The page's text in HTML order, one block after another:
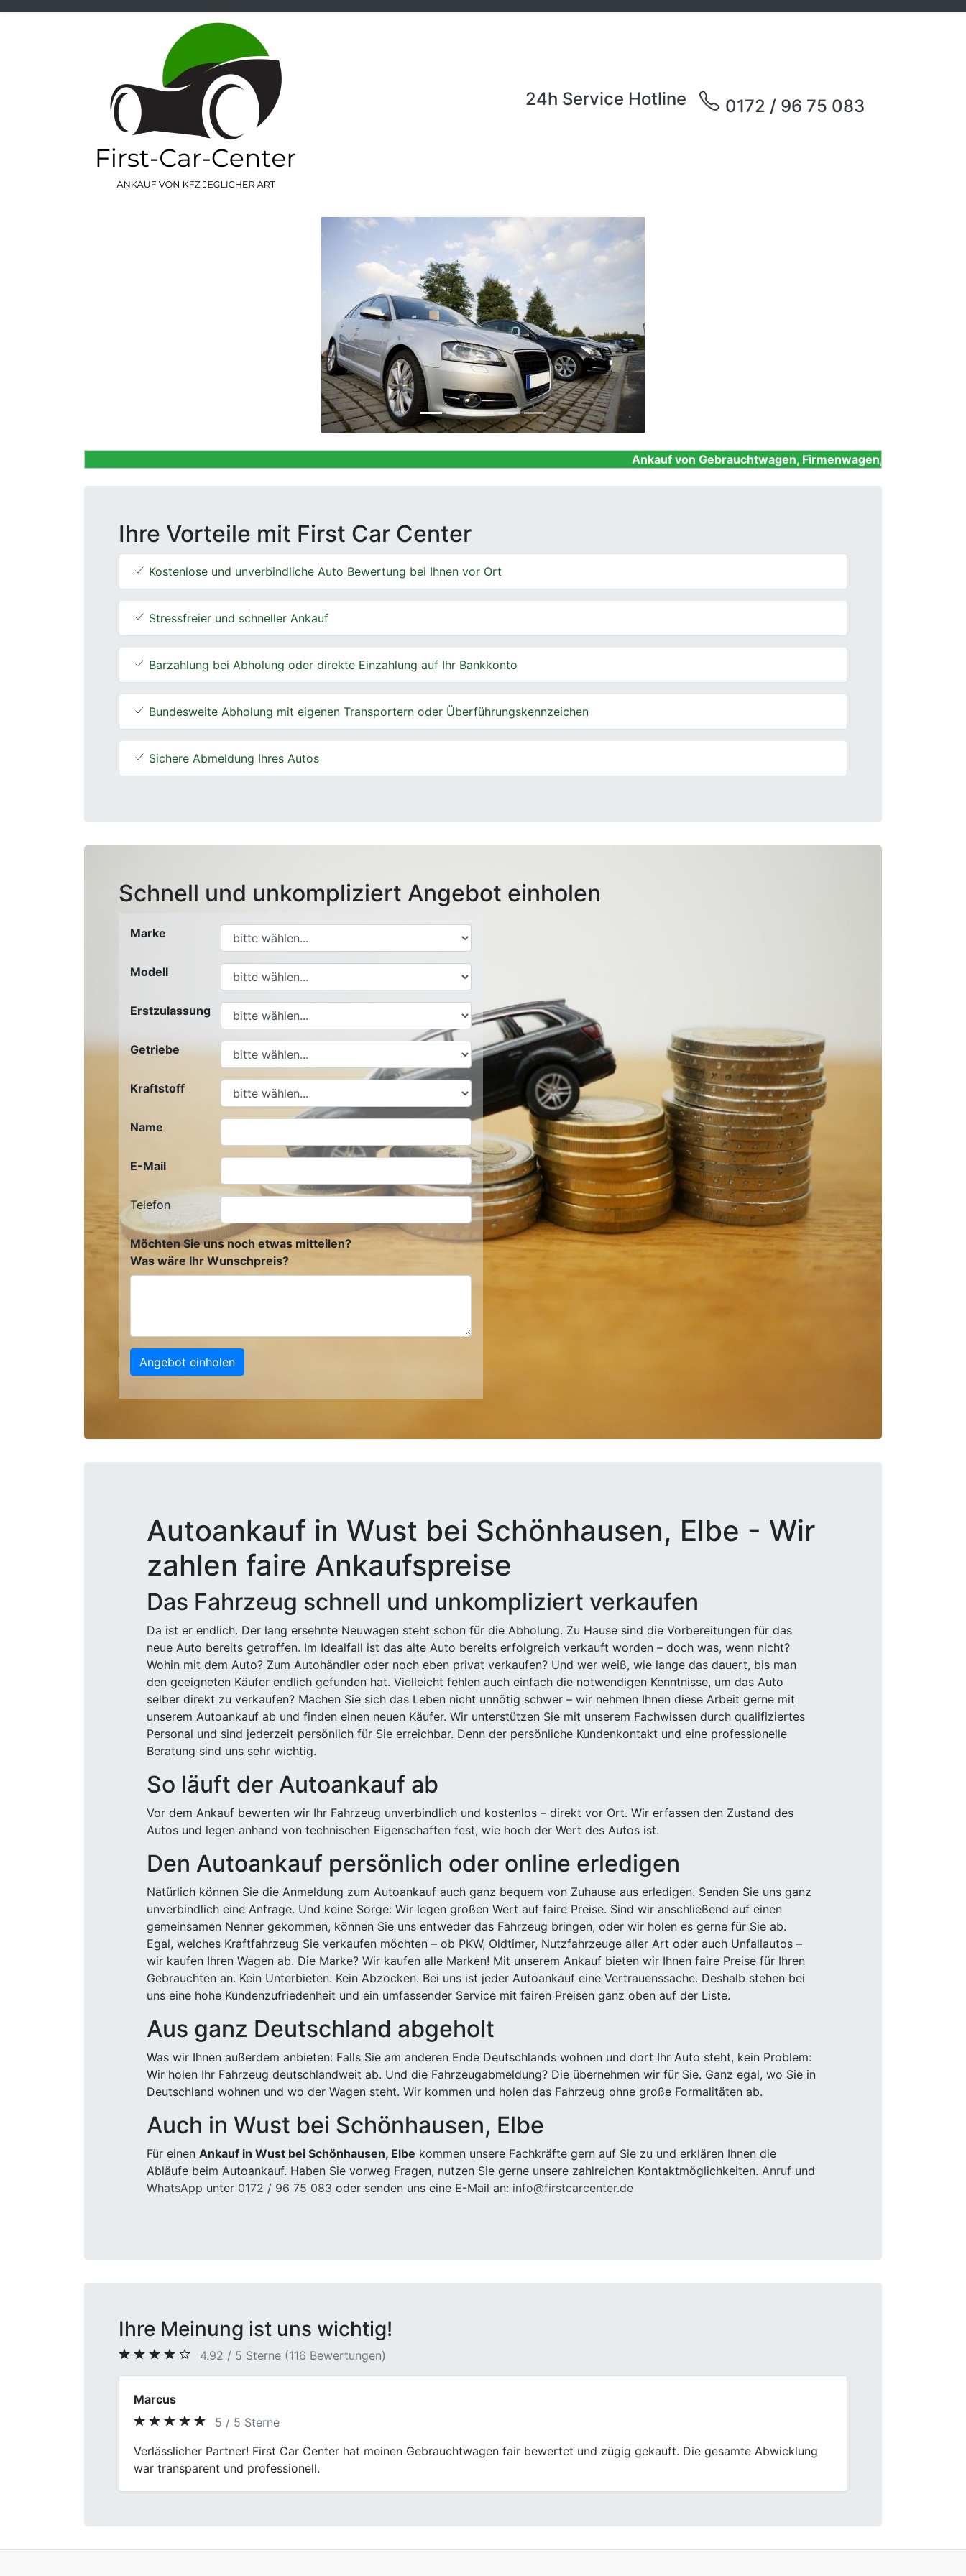
24h Service Hotline 0172 / 96 75 083
Ankauf von Gebrauchtwagen, Firmenwagen, Unfallwagen,
Ihre Vorteile mit First Car Center
Kostenlose und unverbindliche Auto Bewertung bei Ihnen vor Ort
Stressfreier und schneller Ankauf
Barzahlung bei Abholung oder direkte Einzahlung auf Ihr Bankkonto
Bundesweite Abholung mit eigenen Transportern oder Überführungskennzeichen
Sichere Abmeldung Ihres Autos
Schnell und unkompliziert Angebot einholen
Marke
Modell
Erstzulassung
Getriebe
Kraftstoff
Name
E-Mail
Telefon
Möchten Sie uns noch etwas mitteilen?
Was wäre Ihr Wunschpreis?
Angebot einholen
Autoankauf in Wust bei Schönhausen, Elbe - Wir
zahlen faire Ankaufspreise
Das Fahrzeug schnell und unkompliziert verkaufen
Da ist er endlich. Der lang ersehnte Neuwagen steht schon für die Abholung. Zu Hause sind die Vorbereitungen für das
neue Auto bereits getroffen. Im Idealfall ist das alte Auto bereits erfolgreich verkauft worden – doch was, wenn nicht?
Wohin mit dem Auto? Zum Autohändler oder noch eben privat verkaufen? Und wer weiß, wie lange das dauert, bis man
den geeigneten Käufer endlich gefunden hat. Vielleicht fehlen auch einfach die notwendigen Kenntnisse, um das Auto
selber direkt zu verkaufen? Machen Sie sich das Leben nicht unnötig schwer – wir nehmen Ihnen diese Arbeit gerne mit
unserem Autoankauf ab und finden einen neuen Käufer. Wir unterstützen Sie mit unserem Fachwissen durch qualifiziertes
Personal und sind jederzeit persönlich für Sie erreichbar. Denn der persönliche Kundenkontakt und eine professionelle
Beratung sind uns sehr wichtig.
So läuft der Autoankauf ab
Vor dem Ankauf bewerten wir Ihr Fahrzeug unverbindlich und kostenlos – direkt vor Ort. Wir erfassen den Zustand des
Autos und legen anhand von technischen Eigenschaften fest, wie hoch der Wert des Autos ist.
Den Autoankauf persönlich oder online erledigen
Natürlich können Sie die Anmeldung zum Autoankauf auch ganz bequem von Zuhause aus erledigen. Senden Sie uns ganz
unverbindlich eine Anfrage. Und keine Sorge: Wir legen großen Wert auf faire Preise. Sind wir anschließend auf einen
gemeinsamen Nenner gekommen, können Sie uns entweder das Fahrzeug bringen, oder wir holen es gerne für Sie ab.
Egal, welches Kraftfahrzeug Sie verkaufen möchten – ob PKW, Oldtimer, Nutzfahrzeuge aller Art oder auch Unfallautos –
wir kaufen Ihren Wagen ab. Die Marke? Wir kaufen alle Marken! Mit unserem Ankauf bieten wir Ihnen faire Preise für Ihren
Gebrauchten an. Kein Unterbieten. Kein Abzocken. Bei uns ist jeder Autoankauf eine Vertrauenssache. Deshalb stehen bei
uns eine hohe Kundenzufriedenheit und ein umfassender Service mit fairen Preisen ganz oben auf der Liste.
Aus ganz Deutschland abgeholt
Was wir Ihnen außerdem anbieten: Falls Sie am anderen Ende Deutschlands wohnen und dort Ihr Auto steht, kein Problem:
Wir holen Ihr Fahrzeug deutschlandweit ab. Und die Fahrzeugabmeldung? Die übernehmen wir für Sie. Ganz egal, wo Sie in
Deutschland wohnen und wo der Wagen steht. Wir kommen und holen das Fahrzeug ohne große Formalitäten ab.
Auch in Wust bei Schönhausen, Elbe
Für einen Ankauf in Wust bei Schönhausen, Elbe kommen unsere Fachkräfte gern auf Sie zu und erklären Ihnen die
Abläufe beim Autoankauf. Haben Sie vorweg Fragen, nutzen Sie gerne unsere zahlreichen Kontaktmöglichkeiten. Anruf und
WhatsApp unter 0172 / 96 75 083 oder senden uns eine E-Mail an: info@firstcarcenter.de
Ihre Meinung ist uns wichtig!
4.92 / 5 Sterne (116 Bewertungen)
Sven K.
5 / 5 Sterne
Bin eher zufällig bei First Car Center in Schwerte gelandet. Am Ende froh drüber: klare Infos, realistische Einschätzung und kein
Hin und Her.